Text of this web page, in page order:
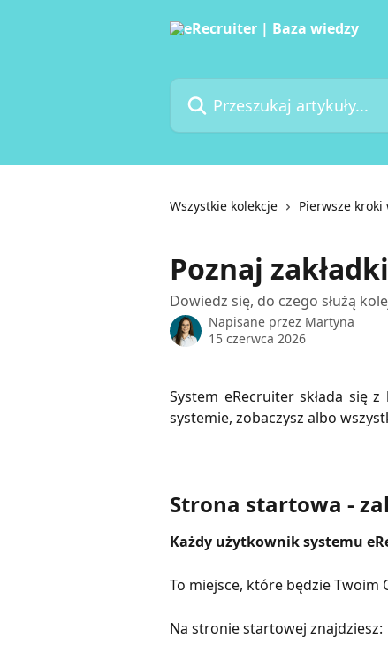
Przeszukaj artykuły...
Wszystkie kolekcje Pierwsze
Poznaj
Dowiedz się, do czego służą
Napisane przez Martyna
15 czerwca 2026
System eRecruiter składa się
systemie, zobaczysz albo
Strona startowa -
Każdy użytkownik systemu
To miejsce, które będzie Twoim
Na stronie startowej znajdziesz: